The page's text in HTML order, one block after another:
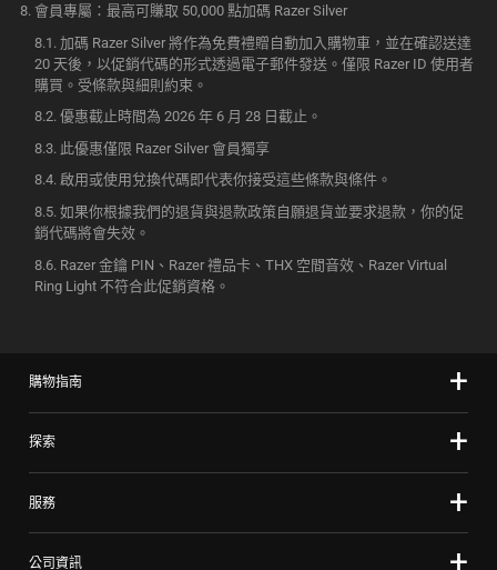
會員專屬：最高可賺取 50,000 點加碼 Razer Silver
加碼 Razer Silver 將作為免費禮贈自動加入購物車，並在確認送達
20 天後，以促銷代碼的形式透過電子郵件發送。僅限 Razer ID 使用者
購買。受條款與細則約束 。
優惠截止時間為 2026 年 6 月 28 日 截止 。
此優惠僅限 Razer Silver 會員獨享
啟用或使用兌換代碼即代表你接受這些條款與條件 。
如果你根據我們的退貨與退款政策自願退貨並要求退款，你的促
銷代碼將會失效 。
Razer 金鑰 PIN、Razer 禮品卡、THX 空間音效、Razer Virtual
Ring Light 不符合此促銷資格 。
購物指南
探索
服務
公司資訊